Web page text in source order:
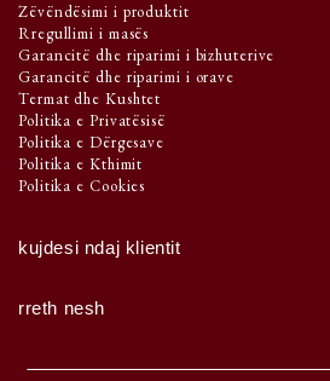
kujdesi ndaj klientit
rreth nesh
Zëvëndësimi i produktit
Rregullimi i masës
Garancitë dhe riparimi i bizhuterive
Garancitë dhe riparimi i orave
Termat dhe Kushtet
Politika e Privatësisë
Politika e Dërgesave
Politika e Kthimit
Politika e Cookies